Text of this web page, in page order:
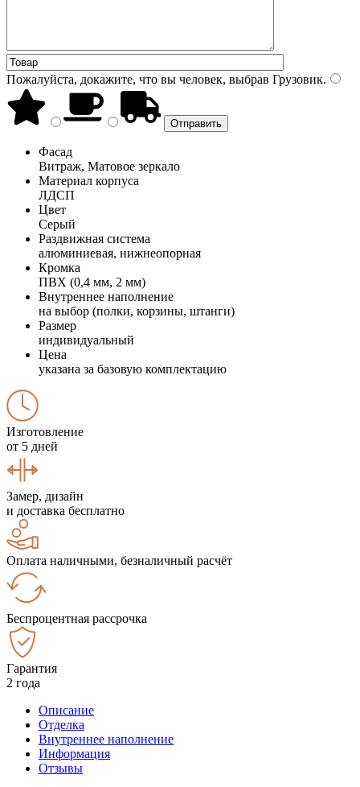
Пожалуйста, докажите, что вы человек, выбрав Грузовик.
Фасад
Витраж, Матовое зеркало
Материал корпуса
ЛДСП
Цвет
Серый
Раздвижная система
алюминиевая, нижнеопорная
Кромка
ПВХ (0,4 мм, 2 мм)
Внутреннее наполнение
на выбор (полки, корзины, штанги)
Размер
индивидуальный
Цена
указана за базовую комплектацию
Изготовление
от 5 дней
Замер, дизайн
и доставка бесплатно
Оплата наличными, безналичный расчёт
Беспроцентная рассрочка
Гарантия
2 года
Описание
Отделка
Внутреннее наполнение
Информация
Отзывы